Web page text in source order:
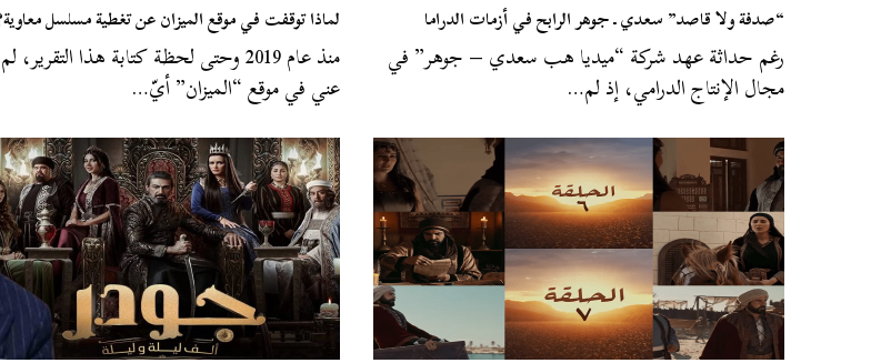
“صدفة ولا قاصد” سعدي ـ جوهر الرابح في أزمات الدراما
رغم حداثة عهد شركة “ميديا هب سعدي – جوهر” في
مجال الإنتاج الدرامي، إذ لم…
لماذا توقفت في موقع الميزان عن تغطية مسلسل
منذ عام 2019 وحتى لحظة كتابة هذا
عني في موقع “الميزان” أيّ…